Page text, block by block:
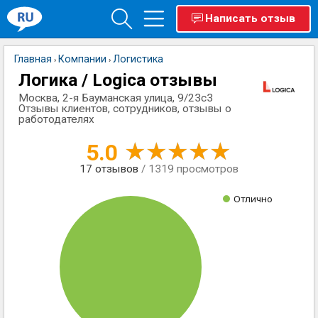
Написать отзыв
Главная › Компании › Логистика
Логика / Logica отзывы
Москва, 2-я Бауманская улица, 9/23с3
Отзывы клиентов, сотрудников, отзывы о
работодателях
5.0
17 отзывов / 1319 просмотров
Отлично